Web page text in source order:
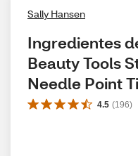
Sally Hansen
Ingredientes
Beauty Tools
Needle Point
4.5 (196)